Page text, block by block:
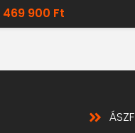
469 900 Ft
ÁSZF